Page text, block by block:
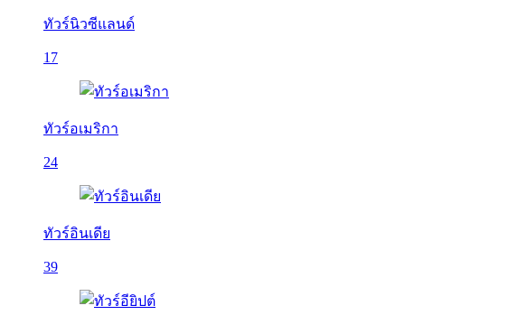
ทัวร์นิวซีแลนด์
17
ทัวร์อเมริกา
24
ทัวร์อินเดีย
39